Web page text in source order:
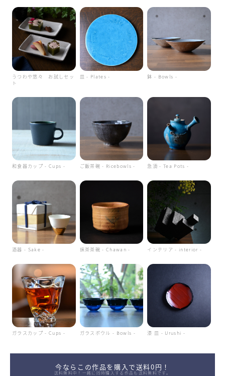
うつわや悠々 お試しセッ
ト
皿 - Plates - 鉢 - Bowls -
和食器カップ - Cups - ご飯茶碗 - Ricebowls - 急須 - Tea Pots -
酒器 - Sake - 抹茶茶碗 - Chawan - インテリア - interior -
ガラスカップ - Cups - ガラスボウル - Bowls - 漆 皿 - Urushi -
今ならこの作品を購入で送料0円！
送料無料中！一緒に同時購入する作品も送料無料です。